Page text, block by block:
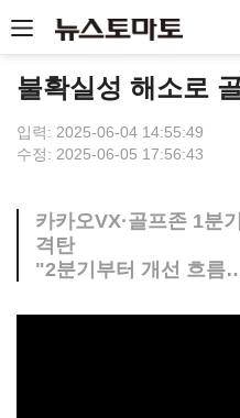
불확실성 해소로
입력: 2025-06-04 14:55:49
수정: 2025-06-05 17:56:43
카카오VX·골프존 1분
격탄
"2분기부터 개선 흐름